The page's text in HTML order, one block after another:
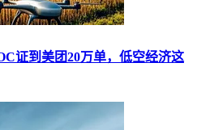
证到美团20万单，低空经济这